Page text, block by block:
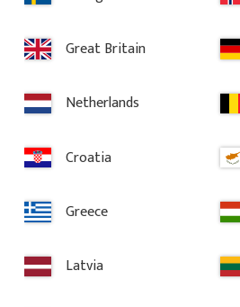
hingegen aus schwedischer Fichte,
für eine leichtere, feinere
ein.
wir unbehandelt, bereit zum
Mit echtem nordschwedischem
Material für Ihr Zuhause.
Great Britain
Netherlands
Croatia
Greece
Latvia